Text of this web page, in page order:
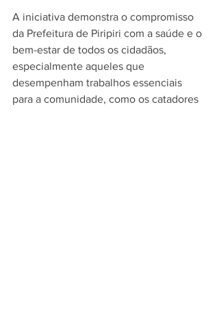
A iniciativa demonstra o compromisso
da Prefeitura de Piripiri com a saúde e o
bem-estar de todos os cidadãos,
especialmente aqueles que
desempenham trabalhos essenciais
para a comunidade, como os catadores